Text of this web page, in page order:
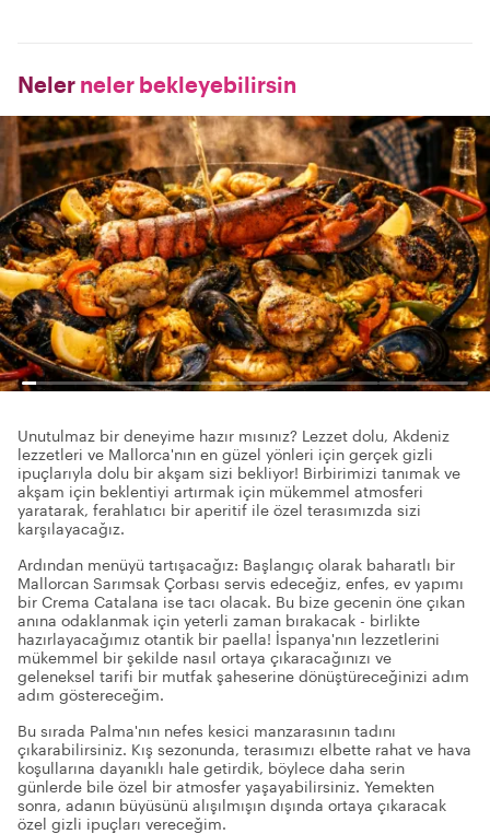
Neler neler bekleyebilirsin
Unutulmaz bir deneyime hazır mısınız? Lezzet dolu, Akdeniz
lezzetleri ve Mallorca'nın en güzel yönleri için gerçek gizli
ipuçlarıyla dolu bir akşam sizi bekliyor! Birbirimizi tanımak ve
akşam için beklentiyi artırmak için mükemmel atmosferi
yaratarak, ferahlatıcı bir aperitif ile özel terasımızda sizi
karşılayacağız.
Ardından menüyü tartışacağız: Başlangıç olarak baharatlı bir
Mallorcan Sarımsak Çorbası servis edeceğiz, enfes, ev yapımı
bir Crema Catalana ise tacı olacak. Bu bize gecenin öne çıkan
anına odaklanmak için yeterli zaman bırakacak - birlikte
hazırlayacağımız otantik bir paella! İspanya'nın lezzetlerini
mükemmel bir şekilde nasıl ortaya çıkaracağınızı ve
geleneksel tarifi bir mutfak şaheserine dönüştüreceğinizi adım
adım göstereceğim.
Bu sırada Palma'nın nefes kesici manzarasının tadını
çıkarabilirsiniz. Kış sezonunda, terasımızı elbette rahat ve hava
koşullarına dayanıklı hale getirdik, böylece daha serin
günlerde bile özel bir atmosfer yaşayabilirsiniz. Yemekten
sonra, adanın büyüsünü alışılmışın dışında ortaya çıkaracak
özel gizli ipuçları vereceğim.